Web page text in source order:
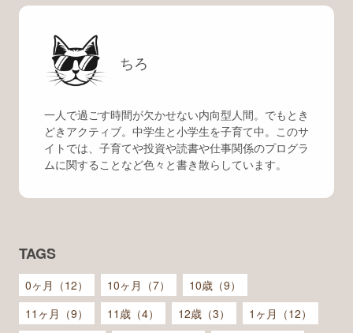
ちろ
一人で過ごす時間が欠かせない内向型人間。でもとき
どきアクティブ。中学生と小学生を子育て中。このサ
イトでは、子育てや投資や読書や仕事関係のプログラ
ムに関することなど色々と書き散らしています。
TAGS
0ヶ月（12） 10ヶ月（7）
10歳（9）
11ヶ月（9）
11歳（4） 12歳（3）
1ヶ月（12）